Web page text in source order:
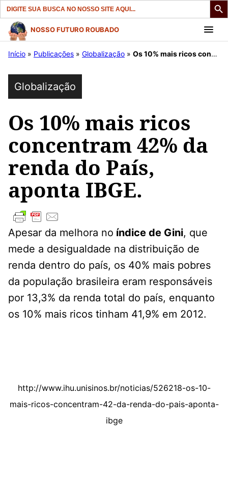
Search
for:
Pular
para
conteúdo
NOSSO FUTURO ROUBADO
Início » Publicações » Globalização » Os 10% mais ricos concentram 42% da renda do País, aponta IBGE.
Globalização
Os 10% mais ricos
concentram 42% da
renda do País,
aponta IBGE.
Apesar da melhora no índice de Gini, que
mede a desigualdade na distribuição de
renda dentro do país, os 40% mais pobres
da população brasileira eram responsáveis
por 13,3% da renda total do país, enquanto
os 10% mais ricos tinham 41,9% em 2012.
http://www.ihu.unisinos.br/noticias/526218-os-10-
mais-ricos-concentram-42-da-renda-do-pais-aponta-
ibge